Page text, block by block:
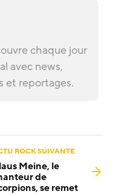
chaque jour
avec news,
et reportages.
ROCK SUIVANTE
Meine, le
de
se remet